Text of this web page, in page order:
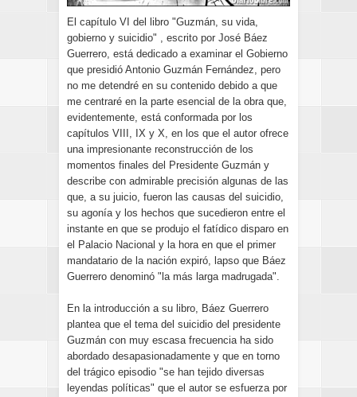
El capítulo VI del libro "Guzmán, su vida,
gobierno y suicidio" , escrito por José Báez
Guerrero, está dedicado a examinar el Gobierno
que presidió Antonio Guzmán Fernández, pero
no me detendré en su contenido debido a que
me centraré en la parte esencial de la obra que,
evidentemente, está conformada por los
capítulos VIII, IX y X, en los que el autor ofrece
una impresionante reconstrucción de los
momentos finales del Presidente Guzmán y
describe con admirable precisión algunas de las
que, a su juicio, fueron las causas del suicidio,
su agonía y los hechos que sucedieron entre el
instante en que se produjo el fatídico disparo en
el Palacio Nacional y la hora en que el primer
mandatario de la nación expiró, lapso que Báez
Guerrero denominó "la más larga madrugada".
En la introducción a su libro, Báez Guerrero
plantea que el tema del suicidio del presidente
Guzmán con muy escasa frecuencia ha sido
abordado desapasionadamente y que en torno
del trágico episodio "se han tejido diversas
leyendas políticas" que el autor se esfuerza por